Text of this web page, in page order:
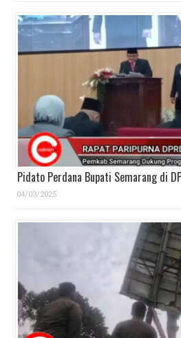
Pidato Perdana Bupati Semarang di
04/03/2025